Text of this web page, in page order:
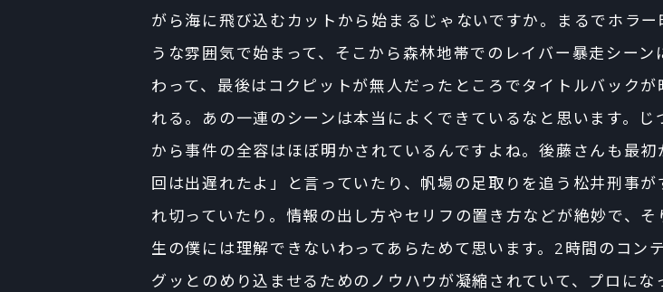
がら海に飛び込むカットから始まるじゃないですか。まるでホラー
うな雰囲気で始まって、そこから森林地帯でのレイバー暴走シーン
わって、最後はコクピットが無人だったところでタイトルバックが
れる。あの一連のシーンは本当によくできているなと思います。じ
から事件の全容はほぼ明かされているんですよね。後藤さんも最初
回は出遅れたよ」と言っていたり、帆場の足取りを追う松井刑事が
れ切っていたり。情報の出し方やセリフの置き方などが絶妙で、そ
生の僕には理解できないわってあらためて思います。2時間のコン
グッとのめり込ませるためのノウハウが凝縮されていて、プロにな